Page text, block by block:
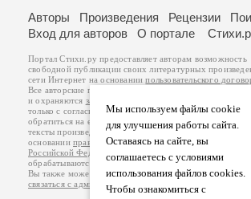
Мы используем файлы cookie
для улучшения работы сайта.
Оставаясь на сайте, вы
соглашаетесь с условиями
использования файлов cookies.
Чтобы ознакомиться с
Авторы Произведения Рецензии
Вход для авторов
О портале
Портал Стихи.ру предоставляет авторам возможность
свободной публикации своих литературных
сети Интернет на основаниипользовательского
Все авторские права на произведения принадлежат
и охраняются законом
. Перепечатка произведений
только с согласия его автора, к которому вы можете
обратиться на его авторской странице. Ответственность
тексты произведений авторы несут самостоятельно на
основанииправил публикацииизаконодательства
Российской Федерации
обрабатываются на основанииПолитики обработки
Вы также можете посмотреть более подробную
связаться с администрацией